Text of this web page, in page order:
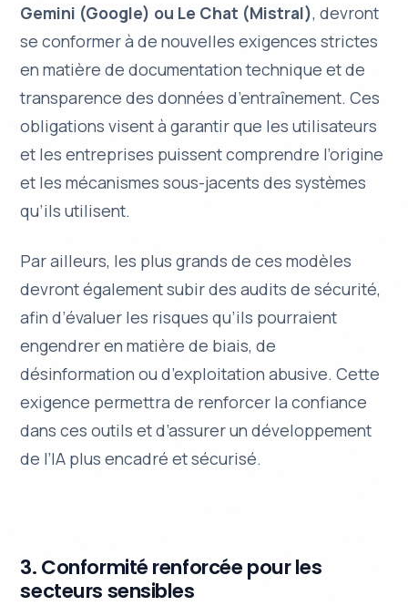
Gemini (Google) ou Le Chat (Mistral), devront
se conformer à de nouvelles exigences strictes
en matière de documentation technique et de
transparence des données d’entraînement. Ces
obligations visent à garantir que les utilisateurs
et les entreprises puissent comprendre l’origine
et les mécanismes sous-jacents des systèmes
qu’ils utilisent.
Par ailleurs, les plus grands de ces modèles
devront également subir des audits de sécurité,
afin d’évaluer les risques qu’ils pourraient
engendrer en matière de biais, de
désinformation ou d’exploitation abusive. Cette
exigence permettra de renforcer la confiance
dans ces outils et d’assurer un développement
de l’IA plus encadré et sécurisé.
3. Conformité renforcée pour les
secteurs sensibles